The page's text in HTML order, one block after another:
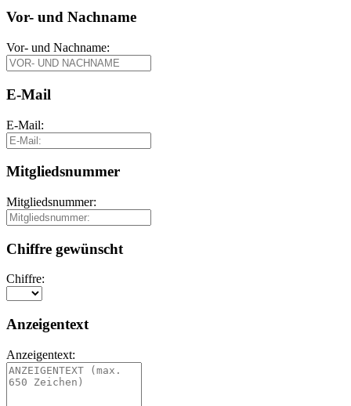
Vor- und Nachname
Vor- und Nachname:
E-Mail
E-Mail:
Mitgliedsnummer
Mitgliedsnummer:
Chiffre gewünscht
Chiffre:
Anzeigentext
Anzeigentext: